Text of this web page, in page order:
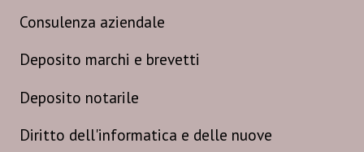
Consulenza aziendale
Deposito marchi e brevetti
Deposito notarile
Diritto dell'informatica e delle nuove